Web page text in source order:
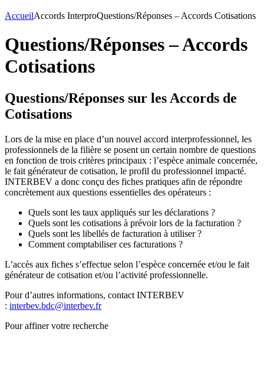
AccueilAccords InterproQuestions/Réponses – Accords Cotisations
Questions/Réponses – Accords
Cotisations
Questions/Réponses sur les Accords de
Cotisations
Lors de la mise en place d’un nouvel accord interprofessionnel, les
professionnels de la filière se posent un certain nombre de questions
en fonction de trois critères principaux : l’espèce animale concernée,
le fait générateur de cotisation, le profil du professionnel impacté.
INTERBEV a donc conçu des fiches pratiques afin de répondre
concrètement aux questions essentielles des opérateurs :
Quels sont les taux appliqués sur les déclarations ?
Quels sont les cotisations à prévoir lors de la facturation ?
Quels sont les libellés de facturation à utiliser ?
Comment comptabiliser ces facturations ?
L’accès aux fiches s’effectue selon l’espèce concernée et/ou le fait
générateur de cotisation et/ou l’activité professionnelle.
Pour d’autres informations, contact INTERBEV
: interbev.bdc@interbev.fr
Pour affiner votre recherche